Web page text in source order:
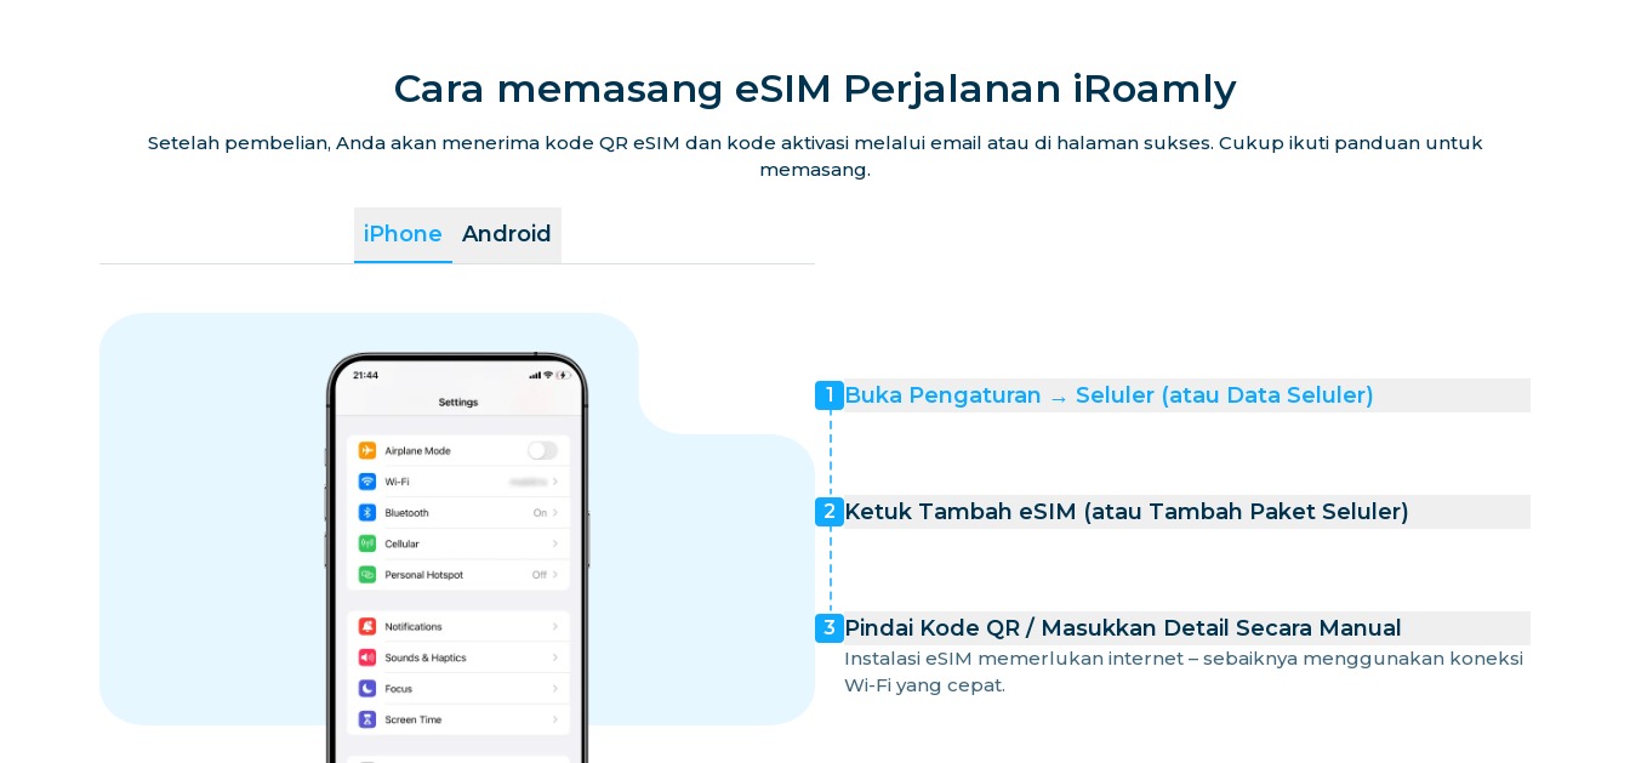
Cara memasang eSIM Perjalanan iRoamly
Setelah pembelian, Anda akan menerima kode QR eSIM dan kode aktivasi melalui email atau di halaman sukses. Cukup ikuti panduan untuk
memasang.
iPhone Android
1 Buka Pengaturan → Seluler (atau Data Seluler)
2 Ketuk Tambah eSIM (atau Tambah Paket Seluler)
3 Pindai Kode QR / Masukkan Detail Secara Manual
Instalasi eSIM memerlukan internet – sebaiknya menggunakan koneksi
Wi-Fi yang cepat.